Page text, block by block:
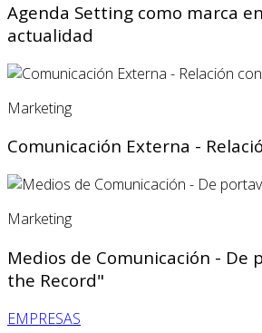
Agenda Setting como marca
actualidad
Marketing
Comunicación Externa -
Marketing
Medios de Comunicación - De
the Record"
EMPRESAS